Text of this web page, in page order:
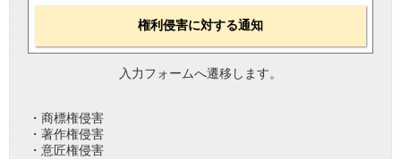
権利侵害に対する通知
入力フォームへ遷移します。
・商標権侵害
・著作権侵害
・意匠権侵害